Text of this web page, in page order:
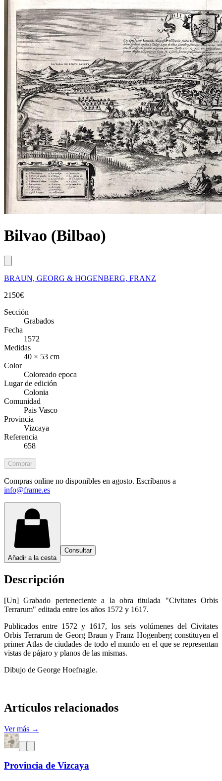
Bilvao (Bilbao)
BRAUN, GEORG & HOGENBERG, FRANZ
2150€
Sección
Grabados
Fecha
1572
Medidas
40 × 53 cm
Color
Coloreado epoca
Lugar de edición
Colonia
Comunidad
Pais Vasco
Provincia
Vizcaya
Referencia
658
Comprar
Compras online no disponibles en agosto. Escríbanos a
info@frame.es
Añadir a la cesta
Consultar
Descripción
[Un] Grabado perteneciente a la obra titulada "Civitates Orbis
Terrarum" editada entre los años 1572 y 1617.
Publicados entre 1572 y 1617, los seis volúmenes del Civitates
Orbis Terrarum de Georg Braun y Franz Hogenberg constituyen el
primer Atlas de ciudades de todo el mundo en el que se representan
vistas de pájaro y planos de las mismas.
Dibujo de George Hoefnagle.
Artículos relacionados
Ver más →
Provincia de Vizcaya